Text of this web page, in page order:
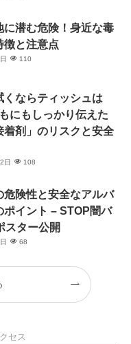
に潜む危険！身近な毒
徴と注意点
110
くならティッシュは
にもしっかり伝えた
着剤」のリスクと安全
日 108
危険性と安全なアルバ
ポイント – STOP闇バ
スター公開
68
セス